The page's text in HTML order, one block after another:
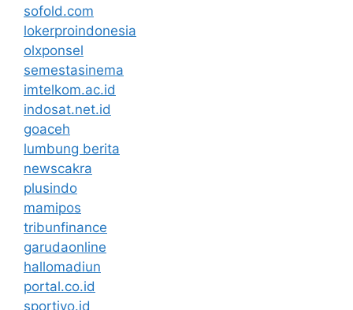
sofold.com
lokerproindonesia
olxponsel
semestasinema
imtelkom.ac.id
indosat.net.id
goaceh
lumbung berita
newscakra
plusindo
mamipos
tribunfinance
garudaonline
hallomadiun
portal.co.id
sportivo.id